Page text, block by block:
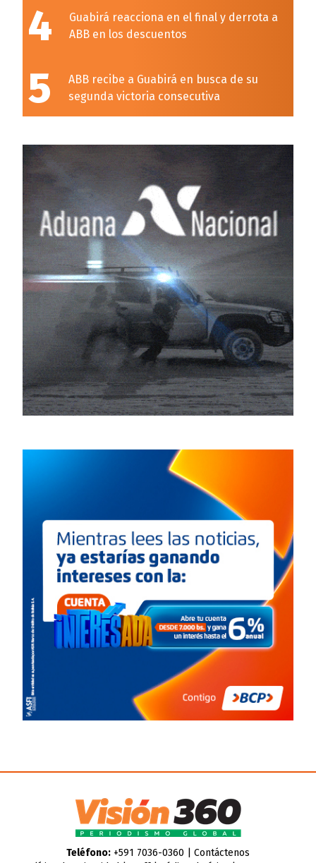
4
Guabirá reacciona en el final y derrota a
ABB en los descuentos
5
ABB recibe a Guabirá en busca de su
segunda victoria consecutiva
Teléfono:+591 7036-0360 | Contáctenos